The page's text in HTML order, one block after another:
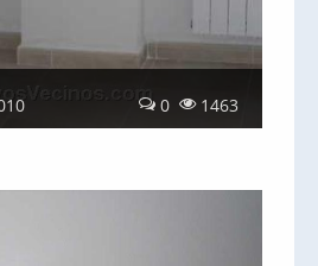
0 1463